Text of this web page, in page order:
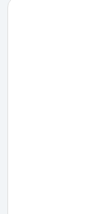
зоны отдыха